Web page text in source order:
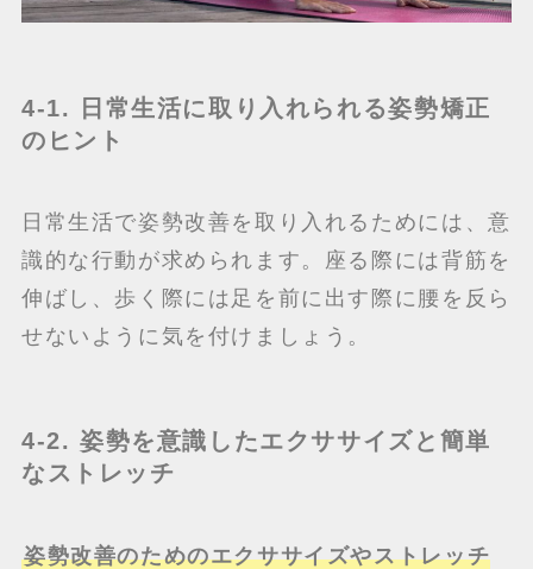
4-1. 日常生活に取り入れられる姿勢矯正
のヒント
日常生活で姿勢改善を取り入れるためには、意
識的な行動が求められます。座る際には背筋を
伸ばし、歩く際には足を前に出す際に腰を反ら
せないように気を付けましょう。
4-2. 姿勢を意識したエクササイズと簡単
なストレッチ
姿勢改善のためのエクササイズやストレッチ